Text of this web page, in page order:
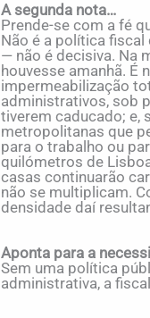
A segunda nota…
Prende-se com a fé
Não é a política
— não é decisiva. Na
houvesse amanhã. É
impermeabilização
administrativos, sob
tiverem caducado; e,
metropolitanas que
para o trabalho ou
quilómetros de
casas continuarão
não se multiplicam.
densidade daí
Aponta para a
Sem uma política
administrativa, a